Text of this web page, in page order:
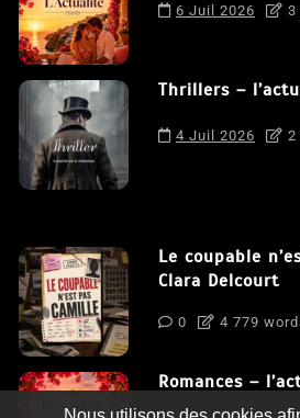
6 Juil 2026 3
Thrillers –
4 Juil 2026 2
Le coupable
Clara Delcourt
0 4 779
Romances –